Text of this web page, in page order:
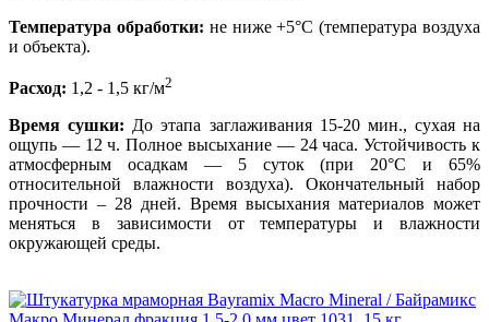
Температура обработки: не ниже +5°С (температура воздуха
и объекта).
Расход: 1,2 - 1,5 кг/м2
Время сушки: До этапа заглаживания 15-20 мин., сухая на
ощупь — 12 ч. Полное высыхание — 24 часа. Устойчивость к
атмосферным осадкам — 5 суток (при 20°С и 65%
относительной влажности воздуха). Окончательный набор
прочности – 28 дней. Время высыхания материалов может
меняться в зависимости от температуры и влажности
окружающей среды.